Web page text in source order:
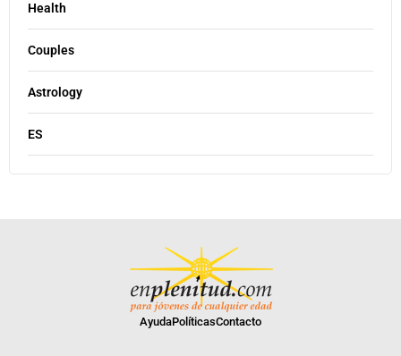
Health
Couples
Astrology
ES
AyudaPolíticasContacto